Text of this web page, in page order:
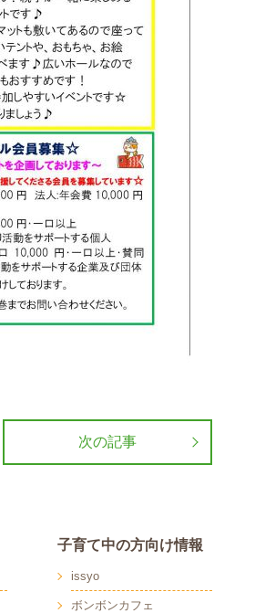
次の記事
子育て中の方向け情報
issyo
ボンボンカフェ